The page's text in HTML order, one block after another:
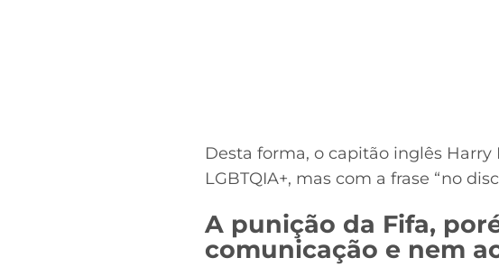
Desta forma, o capitão inglês
LGBTQIA+, mas com a frase “no
A punição da Fifa,
comunicação e nem